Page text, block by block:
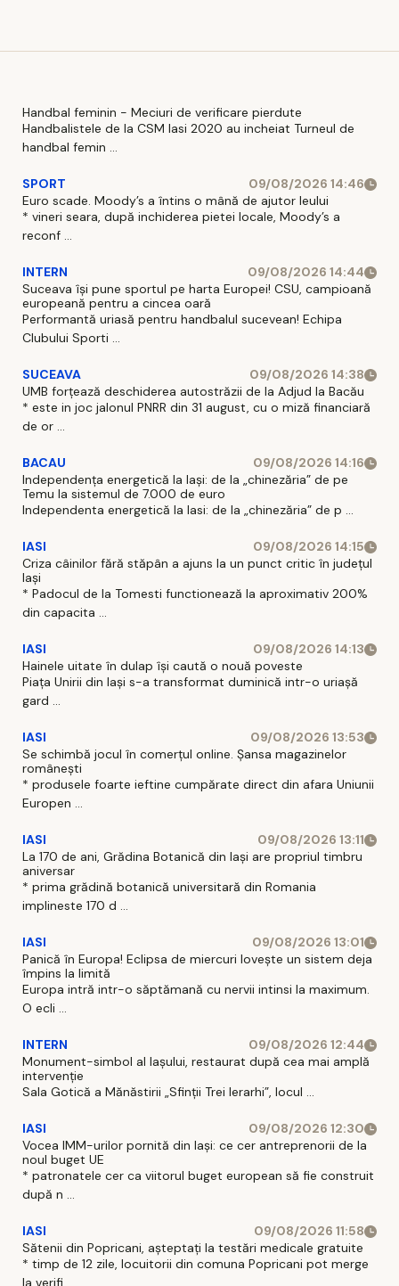
Handbal feminin - Meciuri de verificare pierdute
Handbalistele de la CSM Iasi 2020 au incheiat Turneul de
handbal femin ...
SPORT
09/08/2026 14:46
Euro scade. Moody’s a întins o mână de ajutor leului
* vineri seara, după inchiderea pietei locale, Moody’s a
reconf ...
INTERN
09/08/2026 14:44
Suceava își pune sportul pe harta Europei! CSU, campioană
europeană pentru a cincea oară
Performantă uriasă pentru handbalul sucevean! Echipa
Clubului Sporti ...
SUCEAVA
09/08/2026 14:38
UMB forțează deschiderea autostrăzii de la Adjud la Bacău
* este in joc jalonul PNRR din 31 august, cu o miză financiară
de or ...
BACAU
09/08/2026 14:16
Independența energetică la Iași: de la „chinezăria” de pe
Temu la sistemul de 7.000 de euro
Independenta energetică la Iasi: de la „chinezăria” de p ...
IASI
09/08/2026 14:15
Criza câinilor fără stăpân a ajuns la un punct critic în județul
Iași
* Padocul de la Tomesti functionează la aproximativ 200%
din capacita ...
IASI
09/08/2026 14:13
Hainele uitate în dulap îşi caută o nouă poveste
Piaţa Unirii din Iaşi s-a transformat duminică intr-o uriaşă
gard ...
IASI
09/08/2026 13:53
Se schimbă jocul în comerțul online. Șansa magazinelor
românești
* produsele foarte ieftine cumpărate direct din afara Uniunii
Europen ...
IASI
09/08/2026 13:11
La 170 de ani, Grădina Botanică din Iași are propriul timbru
aniversar
* prima grădină botanică universitară din Romania
implineste 170 d ...
IASI
09/08/2026 13:01
Panică în Europa! Eclipsa de miercuri lovește un sistem deja
împins la limită
Europa intră intr-o săptămană cu nervii intinsi la maximum.
O ecli ...
INTERN
09/08/2026 12:44
Monument-simbol al Iaşului, restaurat după cea mai amplă
intervenţie
Sala Gotică a Mănăstirii „Sfinţii Trei Ierarhi”, locul ...
IASI
09/08/2026 12:30
Vocea IMM-urilor pornită din Iași: ce cer antreprenorii de la
noul buget UE
* patronatele cer ca viitorul buget european să fie construit
după n ...
IASI
09/08/2026 11:58
Sătenii din Popricani, așteptați la testări medicale gratuite
* timp de 12 zile, locuitorii din comuna Popricani pot merge
la verifi ...